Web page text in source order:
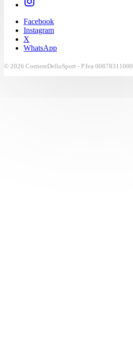
Facebook
Instagram
X
WhatsApp
© 2026 CorriereDelloSport - P.Iva 00878311000